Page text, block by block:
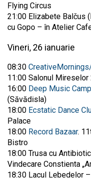
Flying Circus
21:00 Elizabete Balčus
cu Gopo – în Atelier
Vineri, 26 ianuarie
08:30
11:00 Salonul Mireselor
16:00 Deep Music Camp
(Săvădisla)
18:00 Ecstatic Dance
Palace
18:00 Record Bazaar.
Bistro
18:00 Trusa cu
Vindecare Constienta
18:30 Lacul Lebedelor